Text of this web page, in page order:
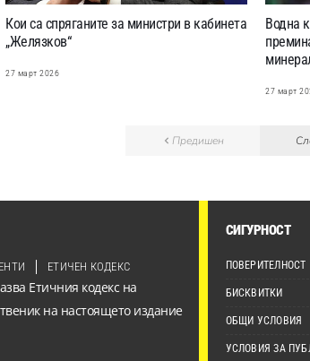
Кои са спряганите за министри в кабинета
„Желязков“
27 март 2026
Водна
27 март
Предишен
Етичния кодекс на
на настоящето издание
ЕТИЧЕН КОДЕКС
СИГУРНОСТ
ПОВЕРИТЕЛНОСТ
БИСКВИТКИ
ОБЩИ УСЛОВИЯ
УСЛОВИЯ ЗА